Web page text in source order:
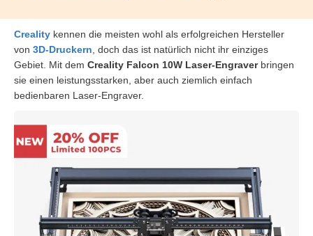
Creality kennen die meisten wohl als erfolgreichen Hersteller
von 3D-Druckern , doch das ist natürlich nicht ihr einziges
Gebiet. Mit dem Creality Falcon 10W Laser-Engraverbringen
sie einen leistungsstarken, aber auch ziemlich einfach
bedienbaren Laser-Engraver.